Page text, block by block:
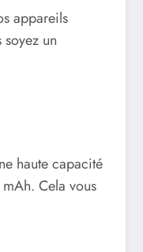
appareils
un
haute capacité
Cela vous